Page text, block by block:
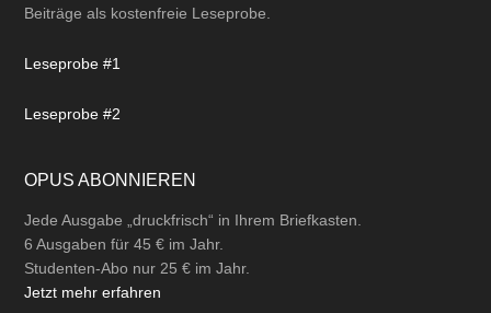
Beiträge als kostenfreie Leseprobe.
Leseprobe #1
Leseprobe #2
OPUS ABONNIEREN
Jede Ausgabe „druckfrisch“ in Ihrem Briefkasten.
6 Ausgaben für 45 € im Jahr.
Studenten-Abo nur 25 € im Jahr.
Jetzt mehr erfahren